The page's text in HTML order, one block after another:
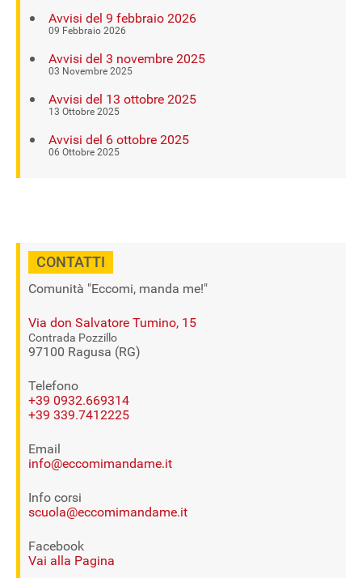
Avvisi del 9 febbraio 2026
09 Febbraio 2026
Avvisi del 3 novembre 2025
03 Novembre 2025
Avvisi del 13 ottobre 2025
13 Ottobre 2025
Avvisi del 6 ottobre 2025
06 Ottobre 2025
CONTATTI
Comunità "Eccomi, manda me!"
Via don Salvatore Tumino, 15
Contrada Pozzillo
97100 Ragusa (RG)
Telefono
+39 0932.669314
+39 339.7412225
Email
info@eccomimandame.it
Info corsi
scuola@eccomimandame.it
Facebook
Vai alla Pagina